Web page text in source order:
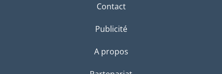
Contact
Publicité
A propos